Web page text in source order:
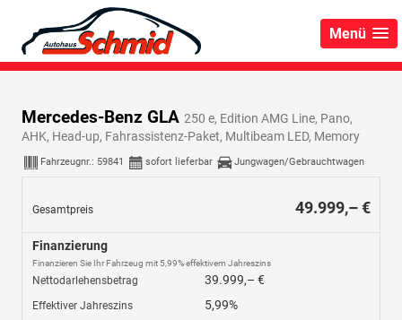
Menü
Mercedes-Benz GLA 250 e, Edition AMG Line, Pano,
AHK, Head-up, Fahrassistenz-Paket, Multibeam LED, Memory
Fahrzeugnr.: 59841 sofort lieferbar Jungwagen/Gebrauchtwagen
Gesamtpreis 49.999,– €
Finanzierung
Finanzieren Sie Ihr Fahrzeug mit 5,99% effektivem Jahreszins
Nettodarlehensbetrag 39.999,– €
Effektiver Jahreszins 5,99%